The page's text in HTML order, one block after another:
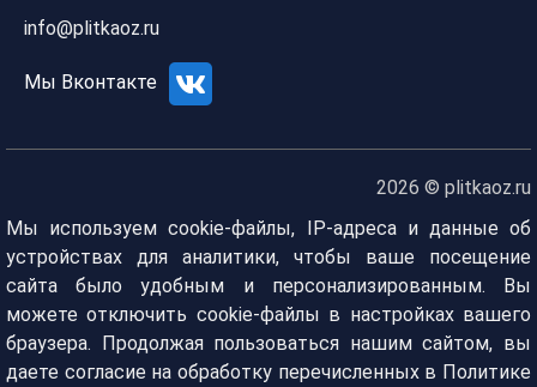
info@plitkaoz.ru
Мы Вконтакте
2026 © plitkaoz.ru
Мы используем cookie-файлы, IP-адреса и данные об
устройствах для аналитики, чтобы ваше посещение
сайта было удобным и персонализированным. Вы
можете отключить cookie-файлы в настройках вашего
браузера. Продолжая пользоваться нашим сайтом, вы
даете согласие на обработку перечисленных в Политике